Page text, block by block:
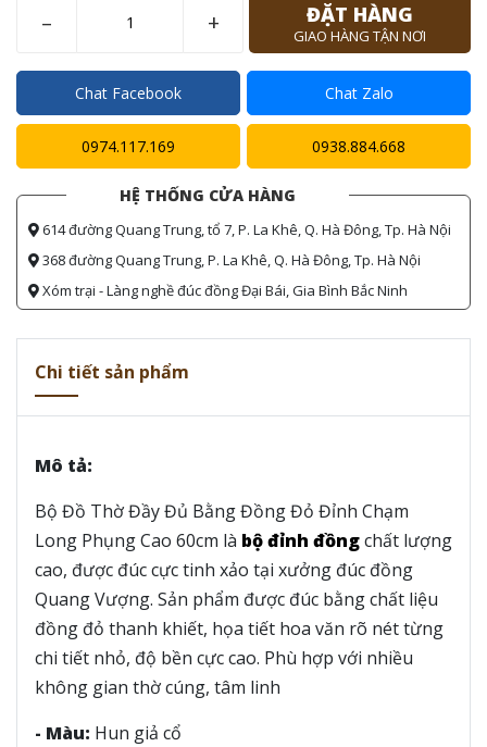
– + ĐẶT HÀNG
GIAO HÀNG TẬN NƠI
Chat Facebook Chat Zalo
0974.117.169 0938.884.668
HỆ THỐNG CỬA HÀNG
614 đường Quang Trung, tổ 7, P. La Khê, Q. Hà Đông, Tp. Hà Nội
368 đường Quang Trung, P. La Khê, Q. Hà Đông, Tp. Hà Nội
Xóm trại - Làng nghề đúc đồng Đại Bái, Gia Bình Bắc Ninh
Chi tiết sản phẩm
Mô tả:
Bộ Đồ Thờ Đầy Đủ Bằng Đồng Đỏ Đỉnh Chạm
Long Phụng Cao 60cm là bộ đỉnh đồngchất lượng
cao, được đúc cực tinh xảo tại xưởng đúc đồng
Quang Vượng. Sản phẩm được đúc bằng chất liệu
đồng đỏ thanh khiết, họa tiết hoa văn rõ nét từng
chi tiết nhỏ, độ bền cực cao. Phù hợp với nhiều
không gian thờ cúng, tâm linh
- Màu: Hun giả cổ